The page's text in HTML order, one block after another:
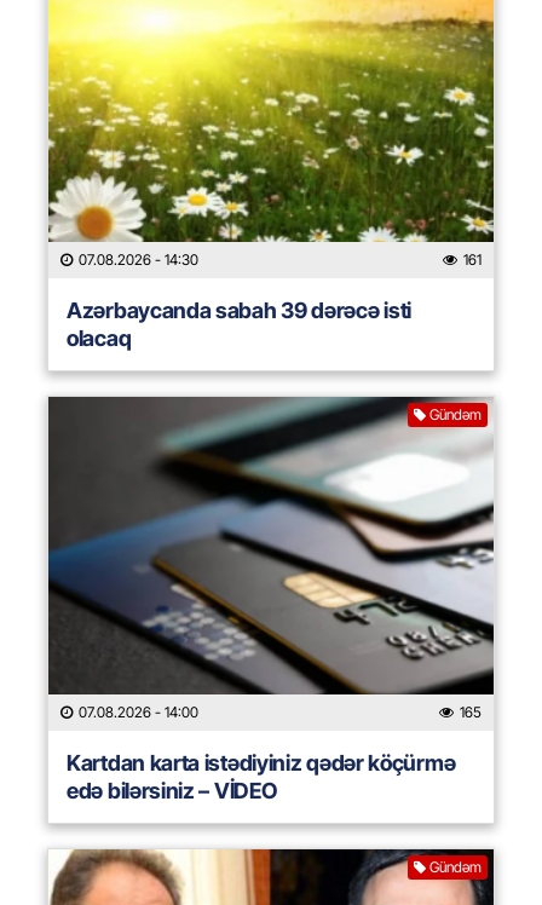
07.08.2026 - 14:30 161
Azərbaycanda sabah 39 dərəcə isti
olacaq
Gündəm
07.08.2026 - 14:00 165
Kartdan karta istədiyiniz qədər köçürmə
edə bilərsiniz – VİDEO
Gündəm